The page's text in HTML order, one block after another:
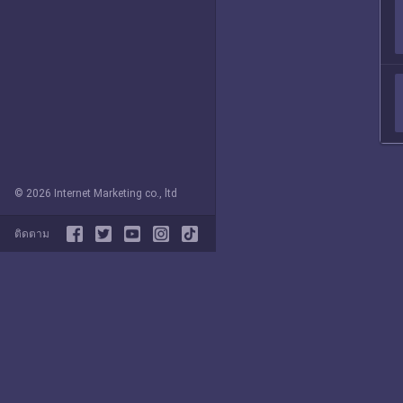
© 2026 Internet Marketing co., ltd
ติดตาม